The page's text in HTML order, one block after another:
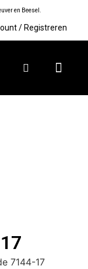
en Beesel.
/ Registreren
7144-17